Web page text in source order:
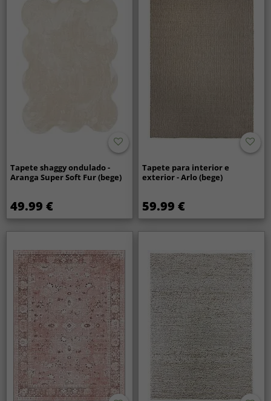
Tapete shaggy ondulado -
Aranga Super Soft Fur (bege)
49.99 €
Tapete para interior e
exterior - Arlo (bege)
59.99 €